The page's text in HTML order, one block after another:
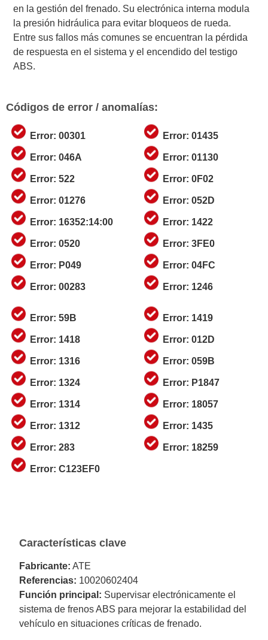
en la gestión del frenado. Su electrónica interna modula
la presión hidráulica para evitar bloqueos de rueda.
Entre sus fallos más comunes se encuentran la pérdida
de respuesta en el sistema y el encendido del testigo
ABS.
Códigos de error / anomalías:
Error: 00301
Error: 046A
Error: 522
Error: 01276
Error: 16352:14:00
Error: 0520
Error: P049
Error: 00283
Error: 01435
Error: 01130
Error: 0F02
Error: 052D
Error: 1422
Error: 3FE0
Error: 04FC
Error: 1246
Error: 59B
Error: 1418
Error: 1316
Error: 1324
Error: 1314
Error: 1312
Error: 283
Error: C123EF0
Error: 1419
Error: 012D
Error: 059B
Error: P1847
Error: 18057
Error: 1435
Error: 18259
Características clave
Fabricante: ATE
Referencias: 10020602404
Función principal: Supervisar electrónicamente el
sistema de frenos ABS para mejorar la estabilidad del
vehículo en situaciones críticas de frenado.